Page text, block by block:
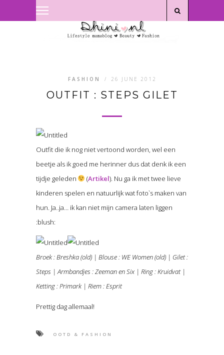
FASHION / 26 JUNE 2012
OUTFIT : STEPS GILET
Outfit die ik nog niet vertoond worden, wel een
beetje als ik goed me herinner dus dat denk ik een
tijdje geleden
(Artikel). Nu ga ik met twee lieve
kinderen spelen en natuurlijk wat foto`s maken van
hun. Ja..ja… ik kan niet mijn camera laten liggen
:blush:
Broek : Breshka (old) | Blouse : WE Women (old) | Gilet :
Steps | Armbandjes : Zeeman en Six | Ring : Kruidvat |
Ketting : Primark | Riem : Esprit
Prettig dag allemaal!
OOTD & FASHION